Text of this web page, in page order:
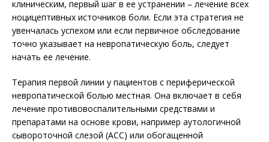
клиническим, первый шаг в ее устранении – лечение всех
ноцицептивных источников боли. Если эта стратегия не
увенчалась успехом или если первичное обследование
точно указывает на невропатическую боль, следует
начать ее лечение.
Терапия первой линии у пациентов с периферической
невропатической болью местная. Она включает в себя
лечение противовоспалительными средствами и
препаратами на основе крови, например аутологичной
сывороточной слезой (АСС) или обогащенной